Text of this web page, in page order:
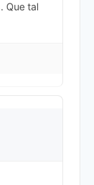
Que tal